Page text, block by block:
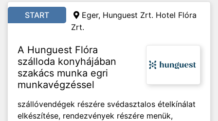
START
Eger, Hunguest Zrt. Hotel Flóra
Zrt.
A Hunguest Flóra
szálloda konyhájában
szakács munka egri
munkavégzéssel
szállóvendégek részére svédasztalos ételkínálat
elkészítése, rendezvények részére menük,